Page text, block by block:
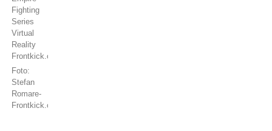
Foto:
Stefan
Romare-
Frontkick.online